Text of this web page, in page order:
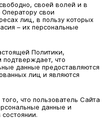
своей волей и в
свои
лиц, в пользу которых
– их персональные
Политики,
подтверждает, что
данные предоставляются
лиц и являются
что пользователь Сайта
данные и